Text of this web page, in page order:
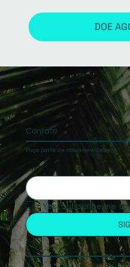
Contato
Faça parte de nossa newsletter
Yes, subscribe me